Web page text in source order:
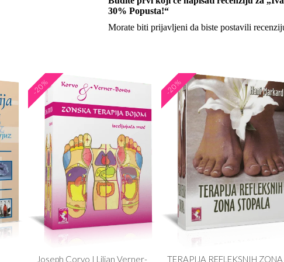
30% Popusta!“
Morate bitiprijavljeni da biste postavili
-20%
Joseph Corvo I Lilian Verner-
-20%
TERAPIJA REFLEKSNIH ZONA